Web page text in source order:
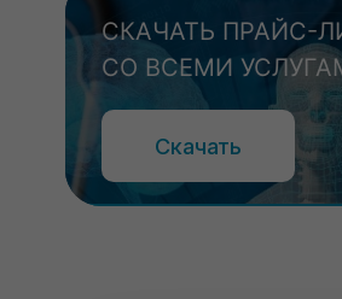
СКАЧАТЬ ПРАЙС-
СО ВСЕМИ
Скачать
СКАЧАТЬ ПРАЙС-
СО ВСЕМИ
Скачать